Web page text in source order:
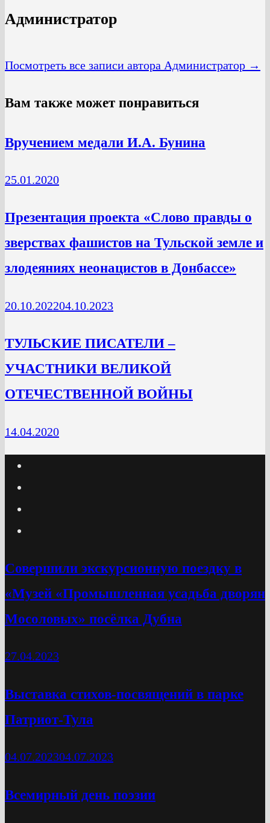
Администратор
Посмотреть все записи автора Администратор →
Вам также может понравиться
Вручением медали И.А. Бунина
25.01.2020
Презентация проекта «Слово правды о
зверствах фашистов на Тульской земле и
злодеяниях неонацистов в Донбассе»
20.10.202204.10.2023
ТУЛЬСКИЕ ПИСАТЕЛИ –
УЧАСТНИКИ ВЕЛИКОЙ
ОТЕЧЕСТВЕННОЙ ВОЙНЫ
14.04.2020
Cовершили экскурсионную поездку в
«Музей «Промышленная усадьба дворян
Мосоловых» посёлка Дубна
27.04.2023
Выставка стихов-посвящений в парке
Патриот-Тула
04.07.202304.07.2023
Всемирный день поэзии